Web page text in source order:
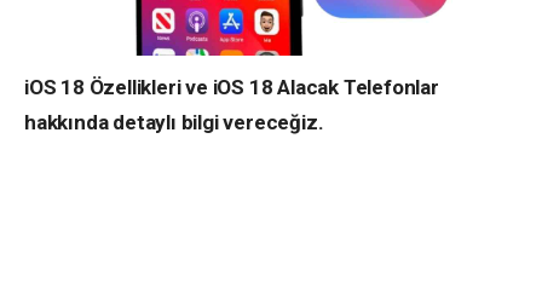
iOS 18 Özellikleri ve iOS 18 Alacak Telefonlar
hakkında detaylı bilgi vereceğiz.